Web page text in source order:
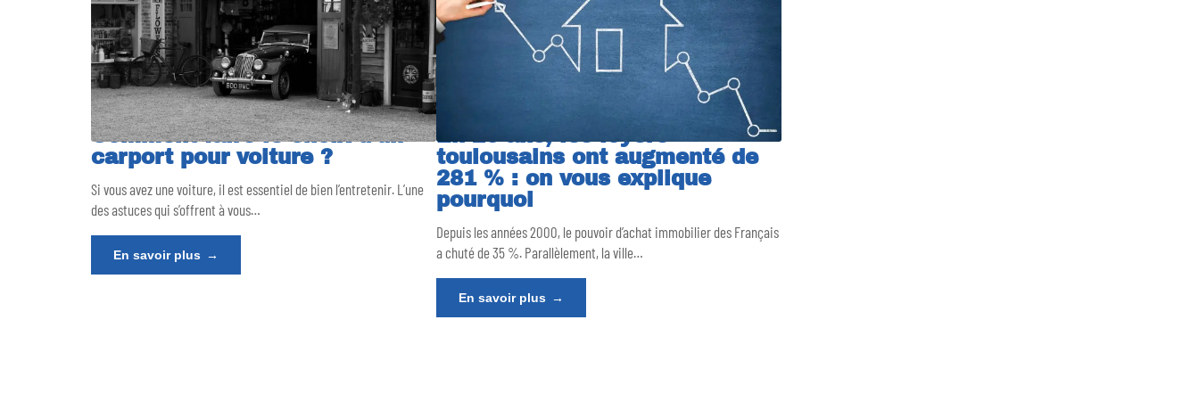
Comment faire le choix d’un
carport pour voiture ?
Si vous avez une voiture, il est essentiel de bien l’entretenir. L’une
des astuces qui s’offrent à vous…
En savoir plus
En 20 ans, les loyers
toulousains ont augmenté de
281 % : on vous explique
pourquoi
Depuis les années 2000, le pouvoir d’achat immobilier des Français
a chuté de 35 %. Parallèlement, la ville…
En savoir plus